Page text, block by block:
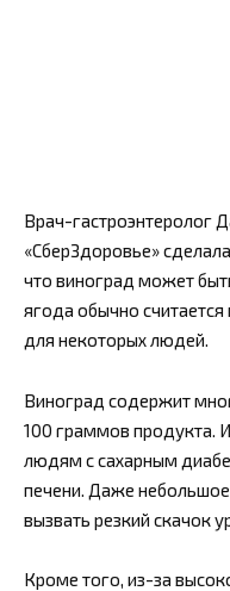
Врач-гастроэнтеролог
«СберЗдоровье»
что виноград может
ягода обычно
для некоторых людей.
Виноград содержит
100 граммов продукта.
людям с сахарным
печени. Даже
вызвать резкий скачок
Кроме того, из-за